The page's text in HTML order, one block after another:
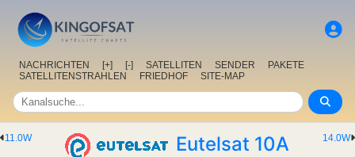
NACHRICHTEN [+] [-] SATELLITEN SENDER
PAKETE
SATELLITENSTRAHLEN
FRIEDHOF SITE-MAP
14.0W
11.0W
Eutelsat 10A